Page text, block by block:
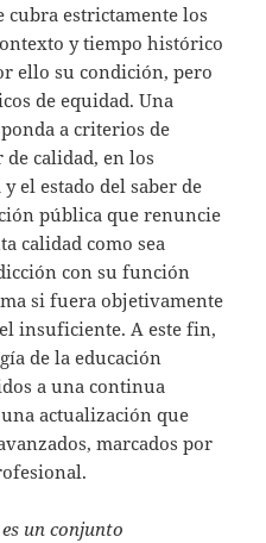
cubra estrictamente los
y tiempo histórico
ello su condición, pero
de equidad. Una
a criterios de
de calidad, en los
el estado del saber de
pública que renuncie
calidad como sea
con su función
si fuera objetivamente
insuficiente. A este fin,
de la educación
a una continua
actualización que
marcados por
un conjunto